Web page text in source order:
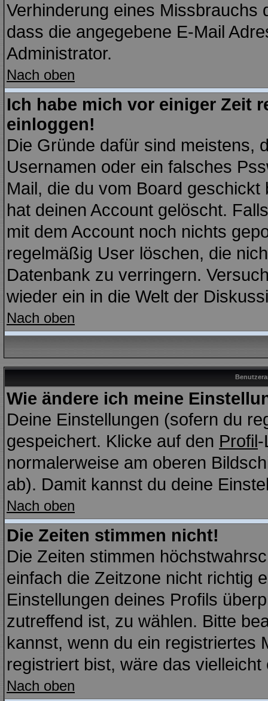
Verhinderung eines Missbrauchs
dass die angegebene E-Mail
Administrator.
Nach oben
Ich habe mich vor einiger Zeit
einloggen!
Die Gründe dafür sind meistens,
Usernamen oder ein falsches
Mail, die du vom Board
hat deinen Account gelöscht.
mit dem Account noch nichts
regelmäßig User löschen, die
Datenbank zu verringern.
wieder ein in die Welt der
Nach oben
Wie ändere ich meine
Deine Einstellungen (sofern du
gespeichert. Klicke auf den Profil-
normalerweise am oberen
ab). Damit kannst du deine
Nach oben
Die Zeiten stimmen nicht!
Die Zeiten stimmen
einfach die Zeitzone nicht richtig
Einstellungen deines Profils
zutreffend ist, zu wählen. Bitte
kannst, wenn du ein registriertes
registriert bist, wäre das
Nach oben